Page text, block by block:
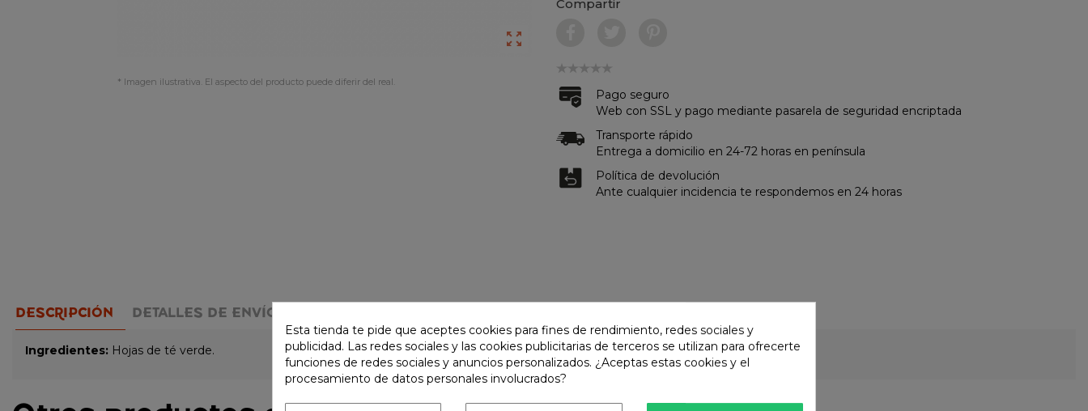

* Imagen ilustrativa. El aspecto del producto puede diferir del real.
Compartir
Pago seguro
Web con SSL y pago mediante pasarela de seguridad encriptada
Transporte rápido
Entrega a domicilio en 24-72 horas en península
Política de devolución
Ante cualquier incidencia te respondemos en 24 horas
DESCRIPCIÓN DETALLES DE ENVÍO
Ingredientes: Hojas de té verde.
Esta tienda te pide que aceptes cookies para fines de rendimiento, redes sociales y
publicidad. Las redes sociales y las cookies publicitarias de terceros se utilizan para ofrecerte
funciones de redes sociales y anuncios personalizados. ¿Aceptas estas cookies y el
procesamiento de datos personales involucrados?